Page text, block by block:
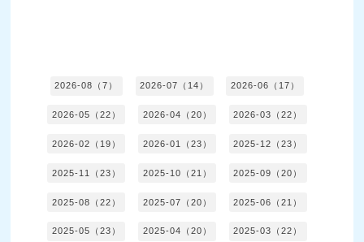
2026-08（7） 2026-07（14） 2026-06（17）
2026-05（22） 2026-04（20） 2026-03（22）
2026-02（19） 2026-01（23） 2025-12（23）
2025-11（23） 2025-10（21） 2025-09（20）
2025-08（22） 2025-07（20） 2025-06（21）
2025-05（23） 2025-04（20） 2025-03（22）